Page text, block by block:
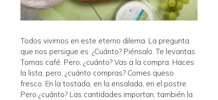
Todos vivimos en este eterno dilema. La pregunta
que nos persigue es: ¿Cuánto? Piénsalo. Te levantas.
Tomas café. Pero, ¿cuánto? Vas a la compra. Haces
la lista, pero, ¿cuánto compras? Comes queso
fresco. En la tostada, en la ensalada, en el postre.
Pero ¿cuánto? Las cantidades importan, también la